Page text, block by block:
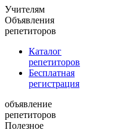
Учителям
Объявления
репетиторов
Каталог
репетиторов
Бесплатная
регистрация
объявление
репетиторов
Полезное